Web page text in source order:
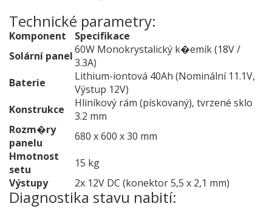
Technické parametry:
Komponent
Specifikace
Solární panel60W Monokrystalický k�emík (18V /
3.3A)
Baterie
Lithium-iontová 40Ah (Nominální 11.1V,
Výstup 12V)
Konstrukce
Hliníkový rám (pískovaný), tvrzené sklo
3.2 mm
Rozm�ry
panelu
680 x 600 x 30 mm
Hmotnost
setu
15 kg
Výstupy
2x 12V DC (konektor 5,5 x 2,1 mm)
Diagnostika stavu nabití: